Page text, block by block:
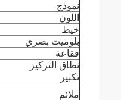
نموذج
اللون
خيط
بلوميت بصري
فقاعة
نطاق التركيز
تكبير
ملائم